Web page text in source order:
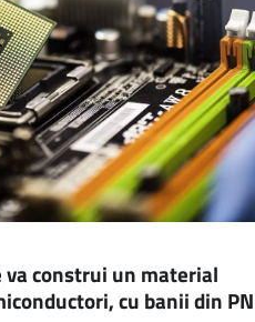
va construi un material
cu banii din